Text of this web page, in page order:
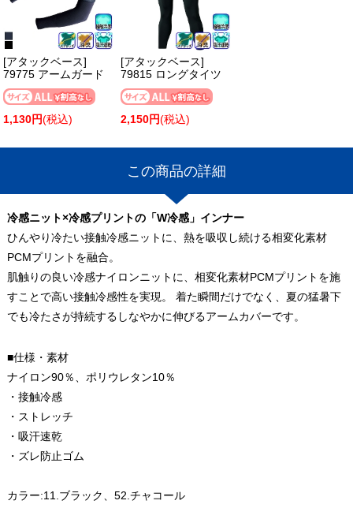
[アタックベース]
79775 アームガード
1,130円(税込)
[アタックベース]
79815 ロングタイツ
2,150円(税込)
この商品の詳細
冷感ニット×冷感プリントの「W冷感」インナー
ひんやり冷たい接触冷感ニットに、熱を吸収し続ける相変化素材
PCMプリントを融合。
肌触りの良い冷感ナイロンニットに、相変化素材PCMプリントを施
すことで高い接触冷感性を実現。 着た瞬間だけでなく、夏の猛暑下
でも冷たさが持続するしなやかに伸びるアームカバーです。
■仕様・素材
ナイロン90％、ポリウレタン10％
・接触冷感
・ストレッチ
・吸汗速乾
・ズレ防止ゴム
カラー:11.ブラック、52.チャコール